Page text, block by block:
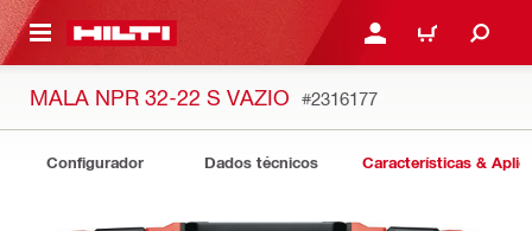
CONTENT ENTRAR OU REGISTAR
CARRINHO
MALA NPR 32-22 S VAZIO #2316177
Configurador Dados técnicos Características &